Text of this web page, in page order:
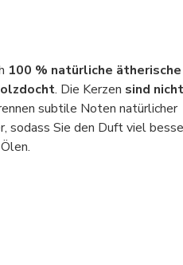
100 % natürliche
. Die Kerzen sind nicht
subtile Noten natürlicher
sodass Sie den Duft viel